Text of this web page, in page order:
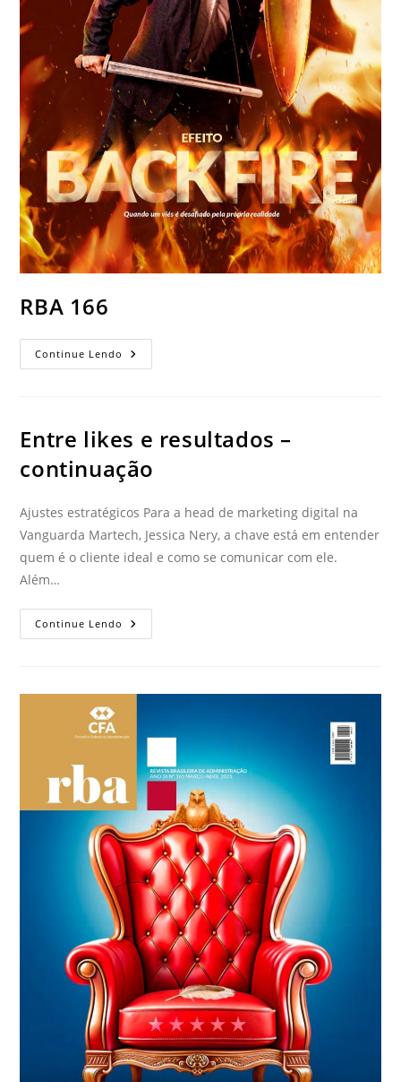
RBA 166
Continue Lendo
Entre likes e resultados –
continuação
Ajustes estratégicos Para a head de marketing digital na
Vanguarda Martech, Jessica Nery, a chave está em entender
quem é o cliente ideal e como se comunicar com ele.
Além…
Continue Lendo